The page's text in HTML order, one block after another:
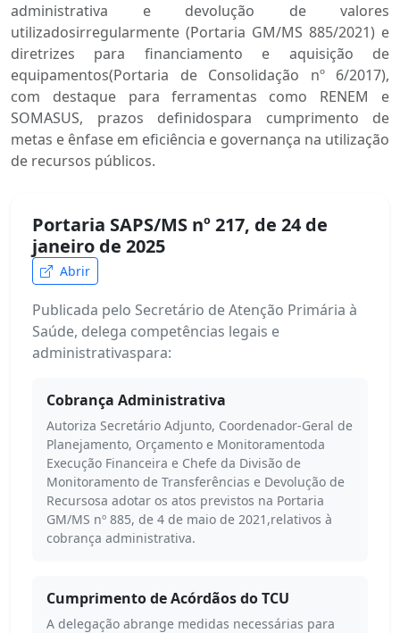
administrativa e devolução de valores
utilizadosirregularmente (Portaria GM/MS 885/2021) e
diretrizes para financiamento e aquisição de
equipamentos(Portaria de Consolidação nº 6/2017),
com destaque para ferramentas como RENEM e
SOMASUS, prazos definidospara cumprimento de
metas e ênfase em eficiência e governança na utilização
de recursos públicos.
Portaria SAPS/MS nº 217, de 24 de
janeiro de 2025
Abrir
Publicada pelo Secretário de Atenção Primária à
Saúde, delega competências legais e
administrativaspara:
Cobrança Administrativa
Autoriza Secretário Adjunto, Coordenador-Geral de
Planejamento, Orçamento e Monitoramentoda
Execução Financeira e Chefe da Divisão de
Monitoramento de Transferências e Devolução de
Recursosa adotar os atos previstos na Portaria
GM/MS nº 885, de 4 de maio de 2021,relativos à
cobrança administrativa.
Cumprimento de Acórdãos do TCU
A delegação abrange medidas necessárias para